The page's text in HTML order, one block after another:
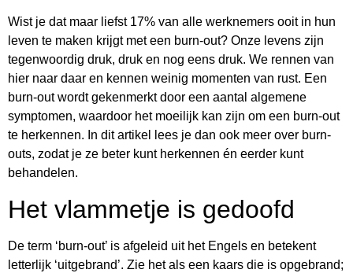
Wist je dat maar liefst 17% van alle werknemers ooit in hun
leven te maken krijgt met een burn-out? Onze levens zijn
tegenwoordig druk, druk en nog eens druk. We rennen van
hier naar daar en kennen weinig momenten van rust. Een
burn-out wordt gekenmerkt door een aantal algemene
symptomen, waardoor het moeilijk kan zijn om een burn-out
te herkennen. In dit artikel lees je dan ook meer over burn-
outs, zodat je ze beter kunt herkennen én eerder kunt
behandelen.
Het vlammetje is gedoofd
De term ‘burn-out’ is afgeleid uit het Engels en betekent
letterlijk ‘uitgebrand’. Zie het als een kaars die is opgebrand;